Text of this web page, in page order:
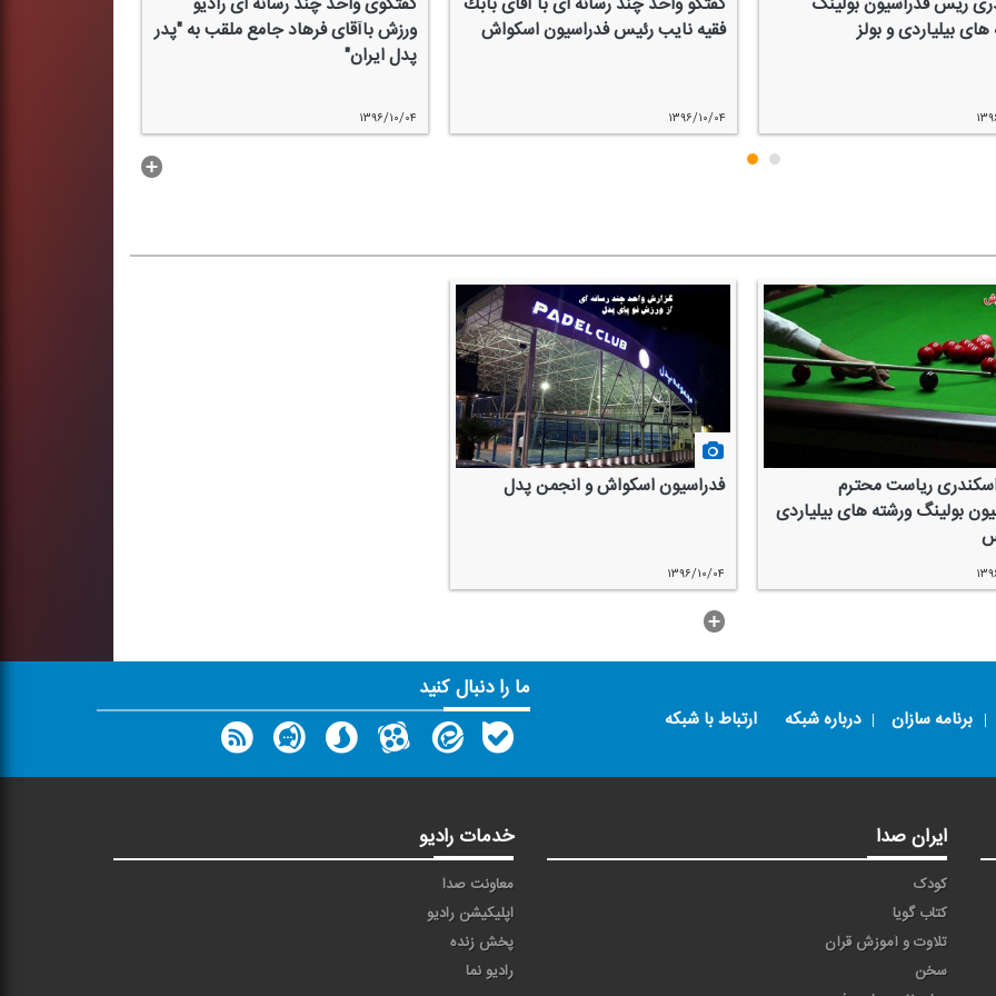
بیلیاردی و بولز
۰۶
فقیه نایب رئیس فدراسیون اسكواش
۱۳۹۶/۱۰/۰۴
ورزش باآقای فرهاد جامع ملقب به "پدر
پدل ایران"
۱۳۹۶/۱۰/۰۴
ریاست محترم
بولینگ ورشته های بیلیاردی
۰۶
فدراسیون اسكواش و انجمن پدل
۱۳۹۶/۱۰/۰۴
برنامه سازان درباره شبکه ارتباط با شبکه
ما را دنبال کنید
ایران صدا
کودک
کتاب گویا
تلاوت و آموزش قرآن
سخن
خدمات رادیو
معاونت صدا
اپلیکیشن رادیو
پخش زنده
رادیو نما